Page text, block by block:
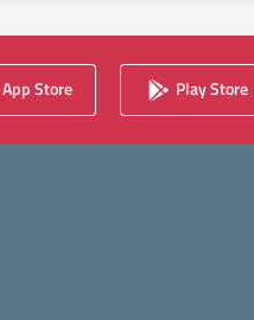
App Store Play Store